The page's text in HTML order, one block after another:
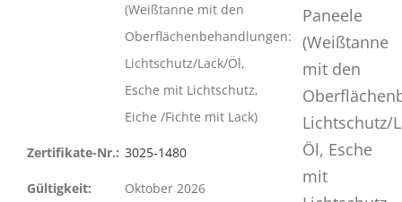
(Weißtanne mit den
Oberflächenbehandlungen:
Lichtschutz/Lack/Öl,
Esche mit Lichtschutz,
Eiche /Fichte mit Lack)
Zertifikate-Nr.: 3025-1480
Gültigkeit: Oktober 2026